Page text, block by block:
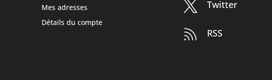
Mes adresses
Détails du compte
 Twitter
 RSS